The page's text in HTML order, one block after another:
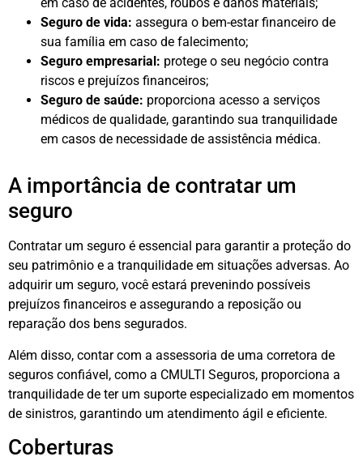
em caso de acidentes, roubos e danos materiais;
Seguro de vida: assegura o bem-estar financeiro de
sua família em caso de falecimento;
Seguro empresarial: protege o seu negócio contra
riscos e prejuízos financeiros;
Seguro de saúde: proporciona acesso a serviços
médicos de qualidade, garantindo sua tranquilidade
em casos de necessidade de assistência médica.
A importância de contratar um
seguro
Contratar um seguro é essencial para garantir a proteção do
seu patrimônio e a tranquilidade em situações adversas. Ao
adquirir um seguro, você estará prevenindo possíveis
prejuízos financeiros e assegurando a reposição ou
reparação dos bens segurados.
Além disso, contar com a assessoria de uma corretora de
seguros confiável, como a CMULTI Seguros, proporciona a
tranquilidade de ter um suporte especializado em momentos
de sinistros, garantindo um atendimento ágil e eficiente.
Coberturas